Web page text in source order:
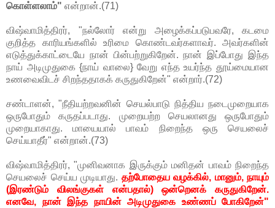
கொள்ளலாம்" என்றான்.(71)
விஷ்வாமித்திரர், "நல்லோர் என்று அழைக்கப்படுபவரே, கடமை
குறித்த காரியங்களில் உரிமை கொண்டவர்களாவர். அவர்களின்
எடுத்துக்காட்டையே நான் பின்பற்றுகிறேன். நான் இப்போது இந்த
நாய் அடிமுதுகை {நாய் வாலை} வேறு எந்த உயர்ந்த தூய்மையான
உணவைவிடச் சிறந்ததாகக் கருதுகிறேன்" என்றார்.(72)
சண்டாளன், "நீதியற்றவனின் செயல்பாடு நித்திய நடைமுறையாக
ஒருபோதும் கருதப்படாது. முறையற்ற செயலானது ஒருபோதும்
முறையாகாது. மாயையால் பாவம் நிறைந்த ஒரு செயலைச்
செய்யாதீர்" என்றான்.(73)
விஷ்வாமித்திரர், "முனிவனாக இருக்கும் மனிதன் பாவம் நிறைந்த
செயலைச் செய்ய முடியாது. தற்போதைய வழக்கில், மானும், நாயும்
(இரண்டும் விலங்குகள் என்பதால்) ஒன்றெனக் கருதுகிறேன்.
எனவே, நான் இந்த நாயின் அடிமுதுகை உண்ணப் போகிறேன்"